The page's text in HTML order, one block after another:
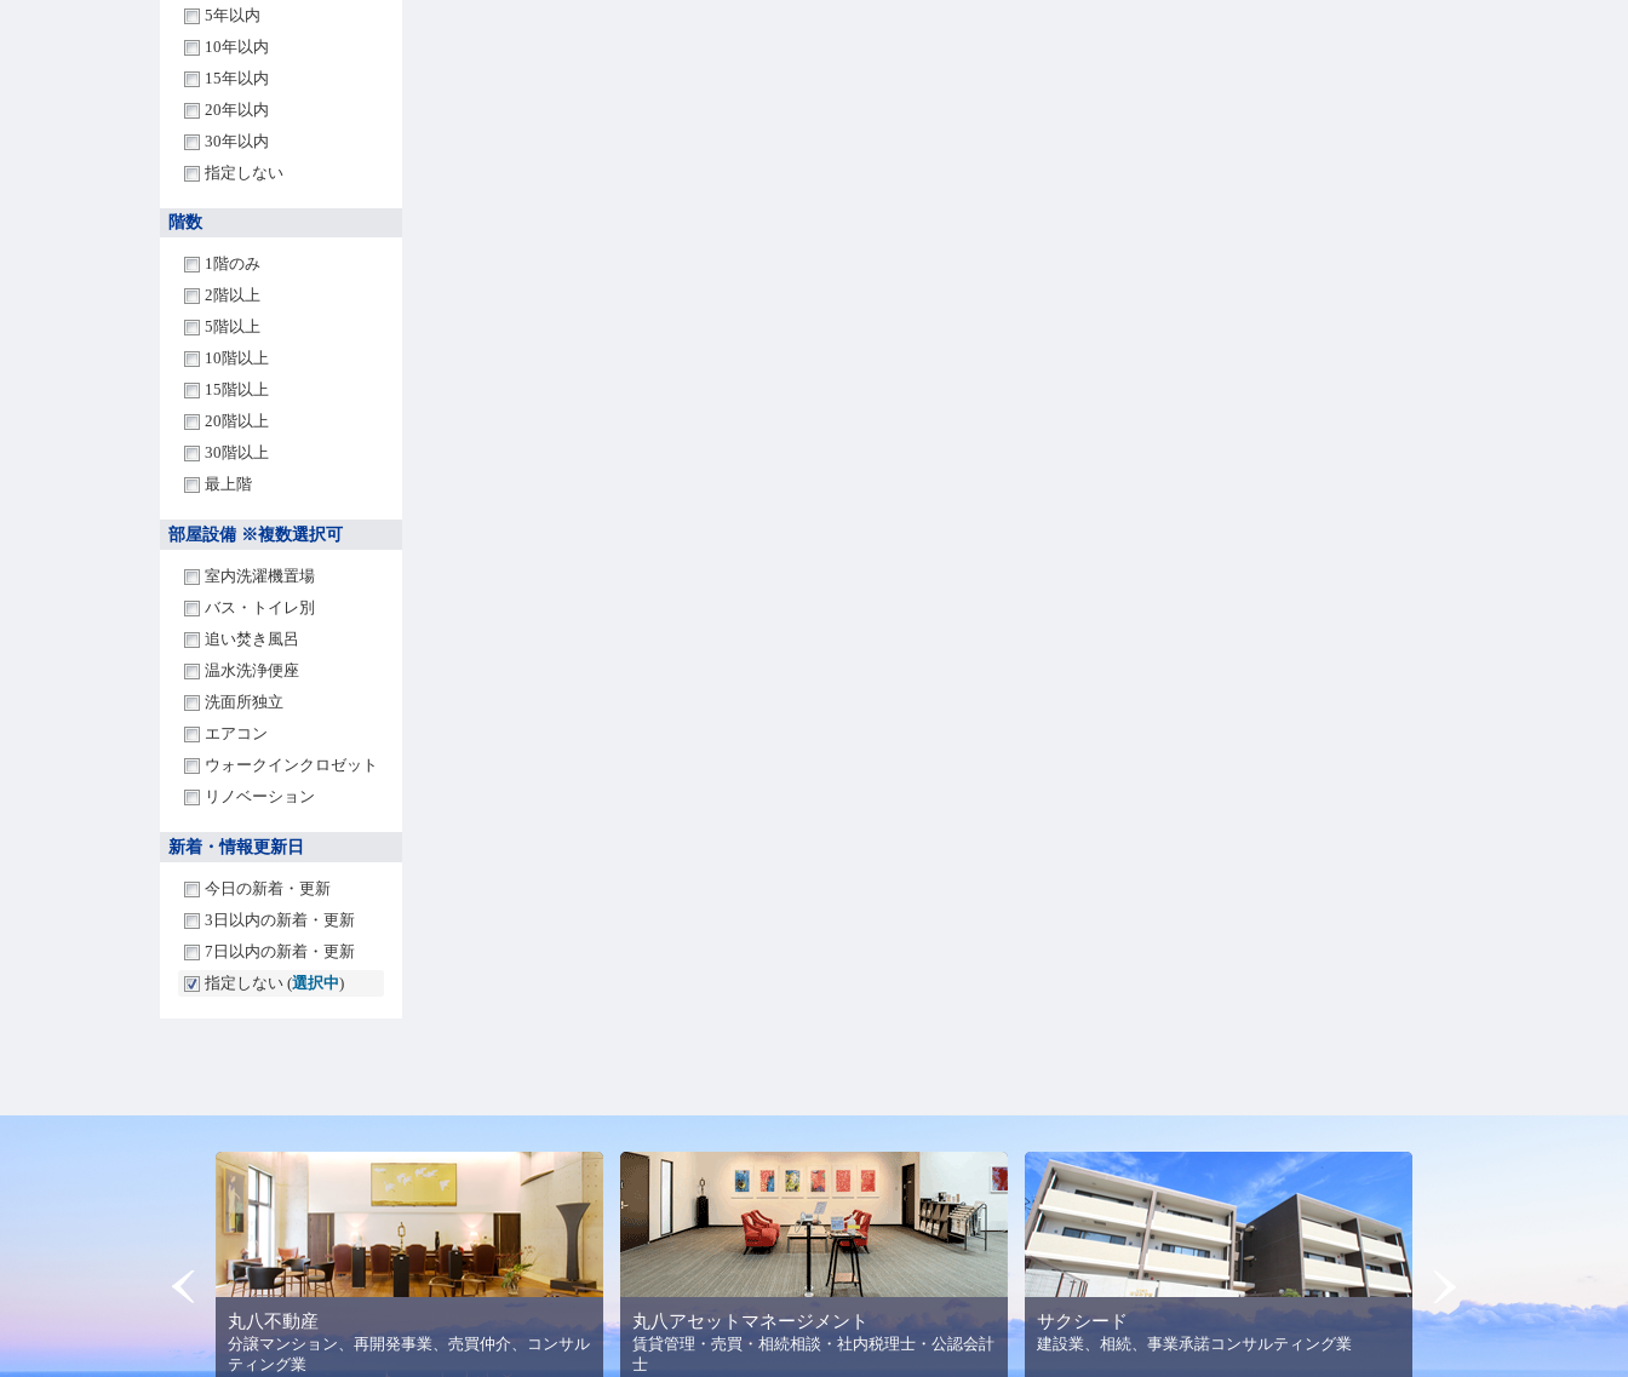
5年以内
10年以内
15年以内
20年以内
30年以内
指定しない
階数
1階のみ
2階以上
5階以上
10階以上
15階以上
20階以上
30階以上
最上階
部屋設備 ※複数選択可
室内洗濯機置場
バス・トイレ別
追い焚き風呂
温水洗浄便座
洗面所独立
エアコン
ウォークインクロゼット
リノベーション
新着・情報更新日
今日の新着・更新
3日以内の新着・更新
7日以内の新着・更新
指定しない (選択中)
丸八不動産
分譲マンション、再開発事業、売買仲介、コンサル
ティング業
丸八アセットマネージメント
賃貸管理・売買・相続相談・社内税理士・公認会計
士
サクシード
建設業、相続、事業承諾コンサルティング業
MSエネルギー
Next